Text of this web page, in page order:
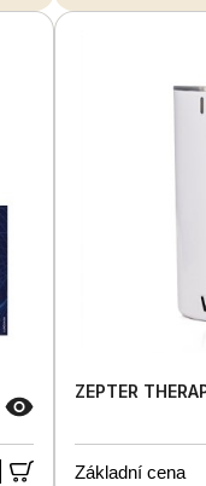
ZEPTER
Základní cena